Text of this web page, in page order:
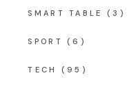
SMART TABLE (3)
SPORT (6)
TECH (95)